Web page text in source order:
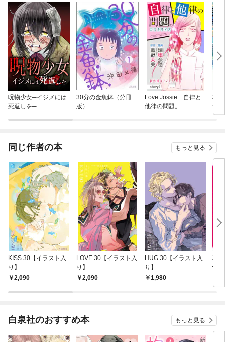
呪物少女─イジメには
死返しを─
30分の金魚鉢（分冊
版）
Love Jossie 自律と
他律の問題。
本
部
同じ作者の本 もっと見る
KISS 30【イラスト入
り】
2,090
LOVE 30【イラスト入
り】
2,090
HUG 30【イラスト入
り】
1,980
花
快
白泉社のおすすめ本 もっと見る